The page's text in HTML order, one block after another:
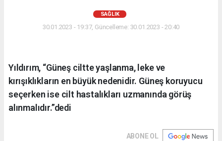
SAĞLIK
30.01.2023 - 19:37, Güncelleme: 30.01.2023 - 20:40
Yıldırım, “Güneş ciltte yaşlanma, leke ve
kırışıklıkların en büyük nedenidir. Güneş koruyucu
seçerken ise cilt hastalıkları uzmanında görüş
alınmalıdır.”dedi
ABONE OL